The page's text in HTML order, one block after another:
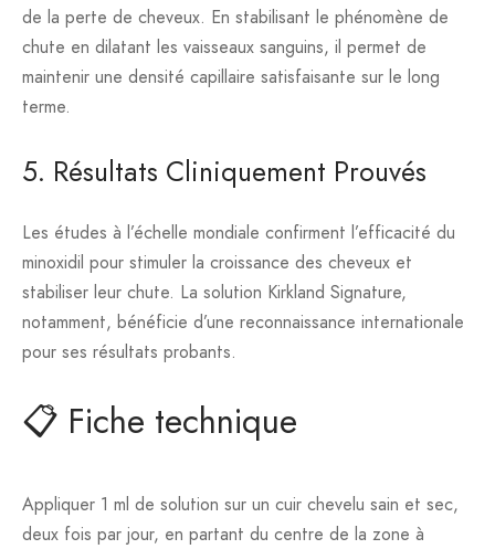
de la perte de cheveux. En stabilisant le phénomène de
chute en dilatant les vaisseaux sanguins, il permet de
maintenir une densité capillaire satisfaisante sur le long
terme.
5. Résultats Cliniquement Prouvés
Les études à l’échelle mondiale confirment l’efficacité du
minoxidil pour stimuler la croissance des cheveux et
stabiliser leur chute. La solution Kirkland Signature,
notamment, bénéficie d’une reconnaissance internationale
pour ses résultats probants.
📋 Fiche technique
Appliquer 1 ml de solution sur un cuir chevelu sain et sec,
deux fois par jour, en partant du centre de la zone à